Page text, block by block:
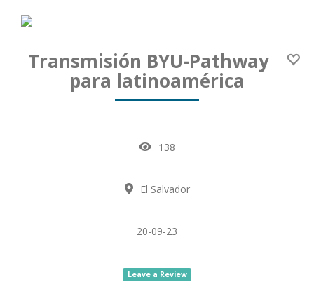
Transmisión BYU-Pathway
para latinoamérica
138
El Salvador
20-09-23
Leave a Review